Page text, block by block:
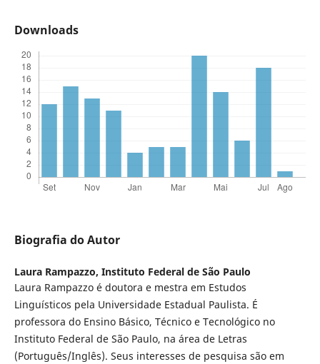
Downloads
Biografia do Autor
Laura Rampazzo, Instituto Federal de São Paulo
Laura Rampazzo é doutora e mestra em Estudos
Linguísticos pela Universidade Estadual Paulista. É
professora do Ensino Básico, Técnico e Tecnológico no
Instituto Federal de São Paulo, na área de Letras
(Português/Inglês). Seus interesses de pesquisa são em